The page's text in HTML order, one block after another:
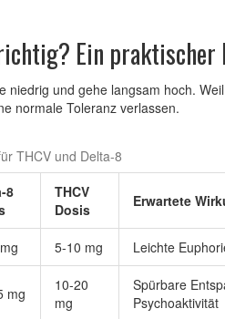
Ein praktischer
niedrig und gehe langsam hoch.
normale Toleranz verlassen.
THCV und Delta-8
8
THCV
Dosis
Erwartete
5-10 mg Leichte
mg
10-20
mg
Spürbare
Psychoaktivität